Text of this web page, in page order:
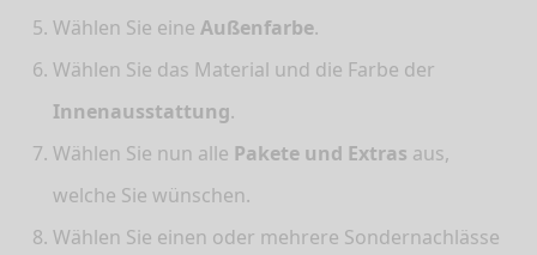
Wählen Sie eine Außenfarbe.
Wählen Sie das Material und die Farbe der
Innenausstattung.
Wählen Sie nun alle Pakete und Extras aus,
welche Sie wünschen.
Wählen Sie einen oder mehrere Sondernachlässe